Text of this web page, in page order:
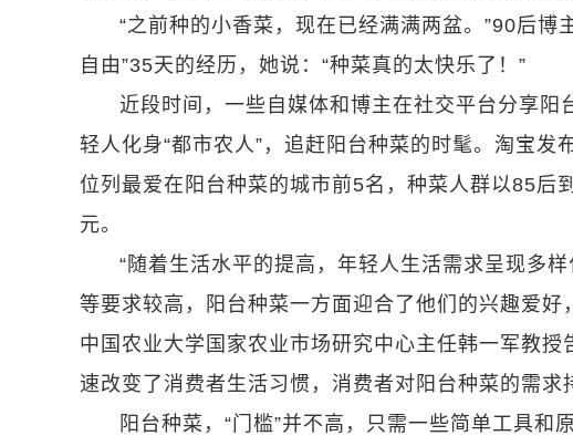
“之前种的小香菜，现在已经满满两盆。”90后博
自由”35天的经历，她说：“种菜真的太快乐了！”
近段时间，一些自媒体和博主在社交平台分享
轻人化身“都市农人”，追赶阳台种菜的时髦。淘宝
位列最爱在阳台种菜的城市前5名，种菜人群以85后
元。
“随着生活水平的提高，年轻人生活需求呈现多
等要求较高，阳台种菜一方面迎合了他们的兴趣爱
中国农业大学国家农业市场研究中心主任韩一军教
速改变了消费者生活习惯，消费者对阳台种菜的需求
阳台种菜，“门槛”并不高，只需一些简单工具